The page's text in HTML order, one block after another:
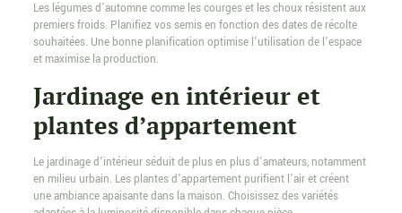
Les légumes d’automne comme les courges et les choux résistent aux
premiers froids. Planifiez vos semis en fonction des dates de récolte
souhaitées. Une bonne planification optimise l’utilisation de l’espace
et maximise la production.
Jardinage en intérieur et
plantes d’appartement
Le jardinage d’intérieur séduit de plus en plus d’amateurs, notamment
en milieu urbain. Les plantes d’appartement purifient l’air et créent
une ambiance apaisante dans la maison. Choisissez des variétés